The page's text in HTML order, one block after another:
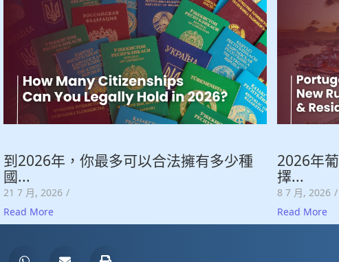
到2026年，你最多可以合法擁有多少種
國...
21 7 月, 2026 /
Read More
2026年
擇...
8 7 月, 2026 /
Read More